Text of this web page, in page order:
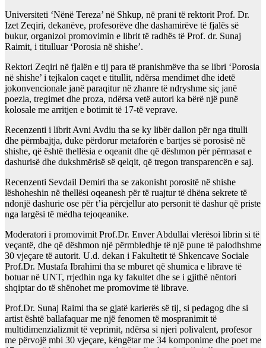
Universiteti ‘Nënë Tereza’ në Shkup, në prani të rektorit Prof. Dr.
Izet Zeqiri, dekanëve, profesorëve dhe dashamirëve të fjalës së
bukur, organizoi promovimin e librit të radhës të Prof. dr. Sunaj
Raimit, i titulluar ‘Porosia në shishe’.
Rektori Zeqiri në fjalën e tij para të pranishmëve tha se libri ‘Porosia
në shishe’ i tejkalon caqet e titullit, ndërsa mendimet dhe idetë
jokonvencionale janë paraqitur në zhanre të ndryshme siç janë
poezia, tregimet dhe proza, ndërsa vetë autori ka bërë një punë
kolosale me arritjen e botimit të 17-të veprave.
Recenzenti i librit Avni Avdiu tha se ky libër dallon për nga titulli
dhe përmbajtja, duke përdorur metaforën e bartjes së porosisë në
shishe, që është thellësia e oqeanit dhe që dëshmon për përmasat e
dashurisë dhe dukshmërisë së qelqit, që tregon transparencën e saj.
Recenzenti Sevdail Demiri tha se zakonisht porositë në shishe
lëshoheshin në thellësi oqeanesh për të ruajtur të dhëna sekrete të
ndonjë dashurie ose për t’ia përcjellur ato personit të dashur që priste
nga largësi të mëdha tejoqeanike.
Moderatori i promovimit Prof.Dr. Enver Abdullai vlerësoi librin si të
veçantë, dhe që dëshmon një përmbledhje të një pune të palodhshme
30 vjeçare të autorit. U.d. dekan i Fakultetit të Shkencave Sociale
Prof.Dr. Mustafa Ibrahimi tha se mburet që shumica e librave të
botuar në UNT, rrjedhin nga ky fakultet dhe se i gjithë nëntori
shqiptar do të shënohet me promovime të librave.
Prof.Dr. Sunaj Raimi tha se gjatë karierës së tij, si pedagog dhe si
artist është ballafaquar me një fenomen të mospranimit të
multidimenzializmit të veprimit, ndërsa si njeri polivalent, profesor
me përvojë mbi 30 vjeçare, këngëtar me 34 komponime dhe poet me